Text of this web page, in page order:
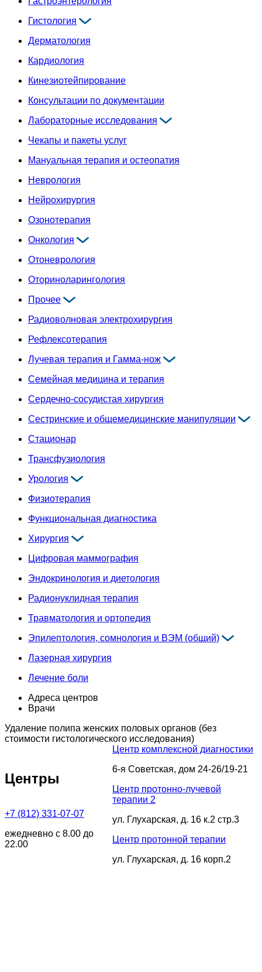
Гистология
Дерматология
Кардиология
Кинезиотейпирование
Консультации по документации
Лабораторные исследования
Чекапы и пакеты услуг
Мануальная терапия и остеопатия
Неврология
Нейрохирургия
Озонотерапия
Онкология
Отоневрология
Оториноларингология
Прочее
Радиоволновая электрохирургия
Рефлексотерапия
Лучевая терапия и Гамма-нож
Семейная медицина и терапия
Сердечно-сосудистая хирургия
Сестринские и общемедицинские манипуляции
Стационар
Трансфузиология
Урология
Физиотерапия
Функциональная диагностика
Хирургия
Цифровая маммография
Эндокринология и диетология
Радионуклидная терапия
Травматология и ортопедия
Эпилептология, сомнология и ВЭМ (общий)
Лазерная хирургия
Лечение боли
Адреса центров
Врачи
Удаление полипа женских половых органов (без
стоимости гистологического исследования)
Центры
+7 (812) 331-07-07
ежедневно с 8.00 до
22.00
Центр комплексной диагностики
6-я Советская, дом 24-26/19-21
Центр протонно-лучевой
терапии 2
ул. Глухарская, д. 16 к.2 стр.3
Центр протонной терапии
ул. Глухарская, д. 16 корп.2